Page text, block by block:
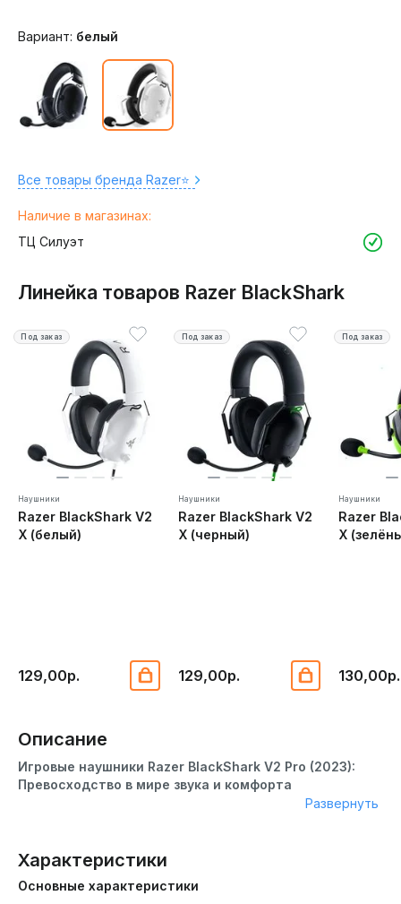
Вариант: белый
Все товары бренда Razer⭐️
Наличие в магазинах:
ТЦ Силуэт
Линейка товаров Razer BlackShark
Под заказ
Наушники
Razer BlackShark V2
X (белый)
129,00р.
Под заказ
Наушники
Razer BlackShark V2
X (черный)
129,00р.
Под заказ
Наушники
Razer
X
130,00р.
Описание
Игровые наушники Razer BlackShark V2 Pro (2023):
Превосходство в мире звука и комфорта
собой идеальное сочетание кристально чистого звука,
улучшенной шумоизоляции и комфорта на протяжении
всего дня.
Развернуть
Характеристики
Основные характеристики